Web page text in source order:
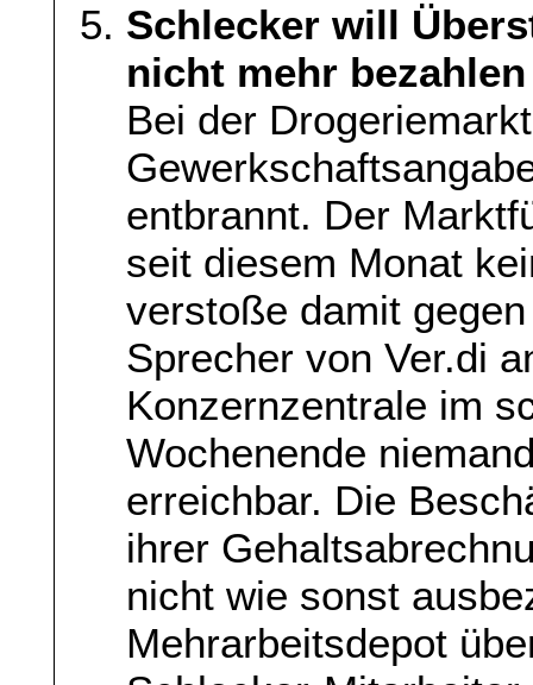
Schlecker will
nicht mehr bezahlen
Bei der
entbrannt. Der
seit diesem Monat
verstoße damit
Sprecher von Ver.di
Konzernzentrale im
Wochenende
erreichbar. Die
ihrer
nicht wie sonst
Mehrarbeitsdepot